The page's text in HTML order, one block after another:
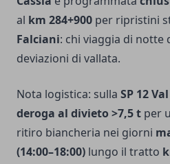
al km 284+900 per ripristini
Falciani: chi viaggia di notte
deviazioni di vallata.
Nota logistica: sulla SP 12
deroga al divieto >7,5 t per
ritiro biancheria nei giorni
(14:00–18:00) lungo il tratto